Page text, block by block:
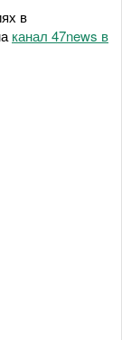
в
канал 47news в